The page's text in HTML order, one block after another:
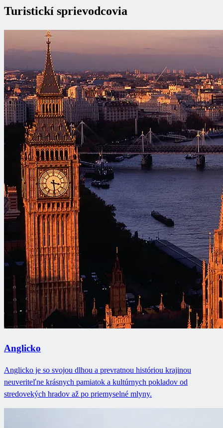
Turistickí sprievodcovia
Anglicko
Anglicko je so svojou dlhou a prevratnou históriou krajinou
neuveriteľne krásnych pamiatok a kultúrnych pokladov od
stredovekých hradov až po priemyselné mlyny.